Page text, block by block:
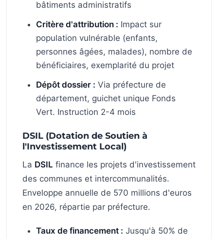
bâtiments administratifs
Critère d'attribution : Impact sur
population vulnérable (enfants,
personnes âgées, malades), nombre de
bénéficiaires, exemplarité du projet
Dépôt dossier : Via préfecture de
département, guichet unique Fonds
Vert. Instruction 2-4 mois
DSIL (Dotation de Soutien à
l'Investissement Local)
La DSIL finance les projets d'investissement
des communes et intercommunalités.
Enveloppe annuelle de 570 millions d'euros
en 2026, répartie par préfecture.
Taux de financement : Jusqu'à 50% de